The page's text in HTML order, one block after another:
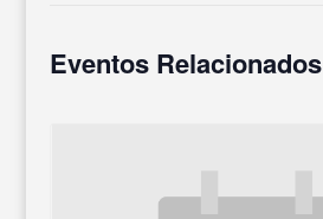
Eventos Relacionados